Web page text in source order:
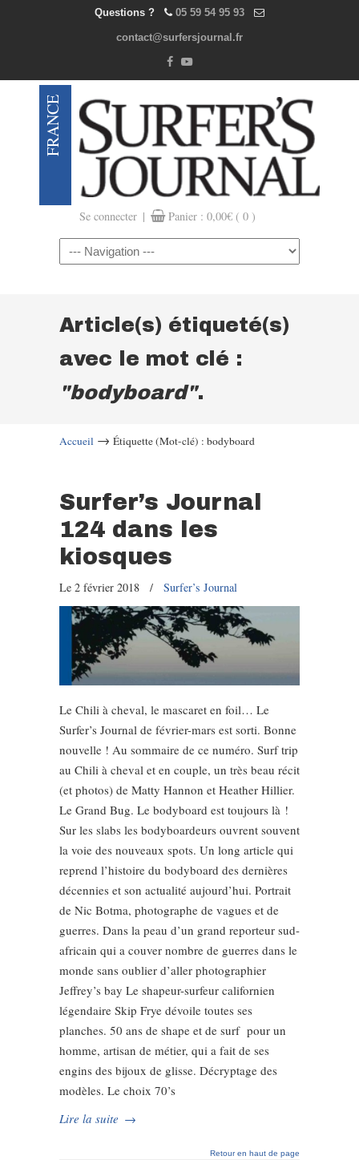
Questions ? 05 59 54 95 93
contact@surfersjournal.fr
Se connecter | Panier : 0,00€ ( 0 )
Navigation
Article(s) étiqueté(s)
avec le mot clé :
"bodyboard".
Accueil → Étiquette (Mot-clé) : bodyboard
Surfer’s Journal
124 dans les
kiosques
Le 2 février 2018 / Surfer’s Journal
Le Chili à cheval, le mascaret en foil… Le
Surfer’s Journal de février-mars est sorti. Bonne
nouvelle ! Au sommaire de ce numéro. Surf trip
au Chili à cheval et en couple, un très beau récit
(et photos) de Matty Hannon et Heather Hillier.
Le Grand Bug. Le bodyboard est toujours là !
Sur les slabs les bodyboardeurs ouvrent souvent
la voie des nouveaux spots. Un long article qui
reprend l’histoire du bodyboard des dernières
décennies et son actualité aujourd’hui. Portrait
de Nic Botma, photographe de vagues et de
guerres. Dans la peau d’un grand reporteur sud-
africain qui a couver nombre de guerres dans le
monde sans oublier d’aller photographier
Jeffrey’s bay Le shapeur-surfeur californien
légendaire Skip Frye dévoile toutes ses
planches. 50 ans de shape et de surf pour un
homme, artisan de métier, qui a fait de ses
engins des bijoux de glisse. Décryptage des
modèles. Le choix 70’s
Lire la suite →
Retour en haut de page